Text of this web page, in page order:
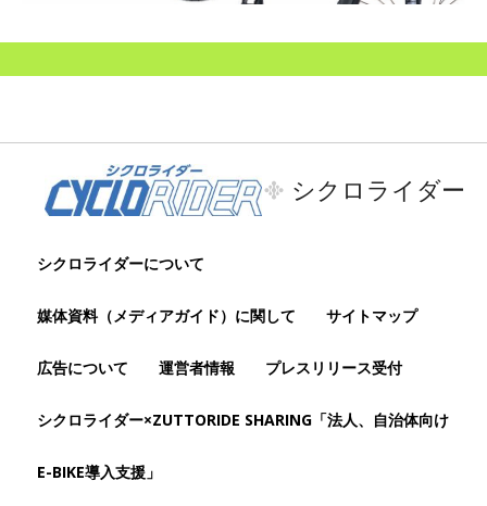
シクロライダー
シクロライダーについて
媒体資料（メディアガイド）に関して サイトマップ
広告について 運営者情報 プレスリリース受付
シクロライダー×ZUTTORIDE SHARING「法人、自治体向け
E-BIKE導入支援」